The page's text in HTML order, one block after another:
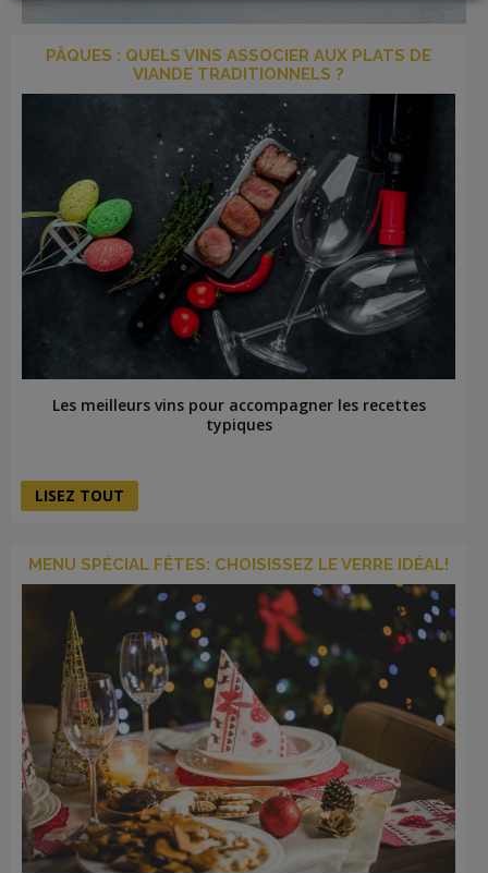
PÂQUES : QUELS VINS ASSOCIER AUX PLATS DE
VIANDE TRADITIONNELS ?
Les meilleurs vins pour accompagner les recettes
typiques
LISEZ TOUT
MENU SPÉCIAL FÊTES: CHOISISSEZ LE VERRE IDÉAL!